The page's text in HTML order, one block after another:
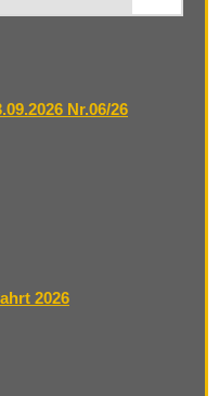
Nr.06/26
2026